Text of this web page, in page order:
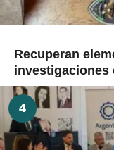
Recuperan
investigaciones
4